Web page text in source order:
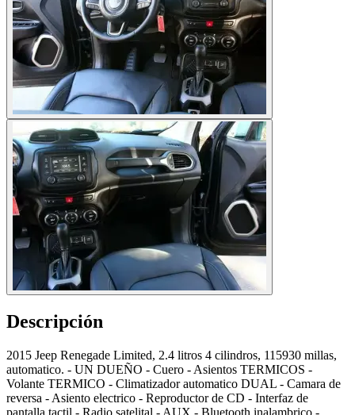
Descripción
2015 Jeep Renegade Limited, 2.4 litros 4 cilindros, 115930 millas,
automatico. - UN DUEÑO - Cuero - Asientos TERMICOS -
Volante TERMICO - Climatizador automatico DUAL - Camara de
reversa - Asiento electrico - Reproductor de CD - Interfaz de
pantalla tactil - Radio satelital - AUX - Bluetooth inalambrico -